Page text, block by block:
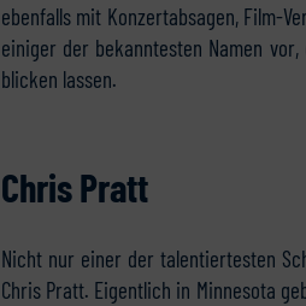
ebenfalls mit Konzertabsagen, Film-
einiger der bekanntesten Namen
blicken lassen.
Chris Pratt
Nicht nur einer der talentiertesten
Chris Pratt. Eigentlich in Minnesota